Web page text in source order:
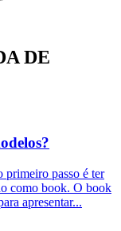
DE
primeiro passo é ter
como book. O book
apresentar...